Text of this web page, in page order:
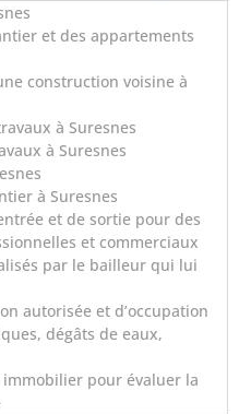
et des appartements
construction voisine à
à Suresnes
à Suresnes
à Suresnes
et de sortie pour des
et commerciaux
par le bailleur qui lui
autorisée et d’occupation
dégâts de eaux,
immobilier pour évaluer la